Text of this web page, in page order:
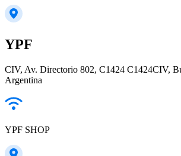
YPF
CIV, Av. Directorio 802, C1424 C1424CIV,
Argentina
YPF SHOP